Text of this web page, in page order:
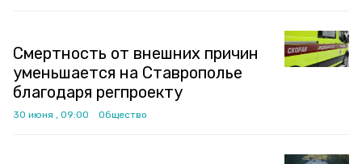
Смертность от внешних причин
уменьшается на Ставрополье
благодаря регпроекту
30 июня , 09:00 Общество